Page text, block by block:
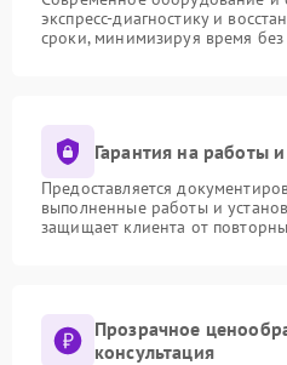
экспресс-диагностику и
сроки, минимизируя время без
Гарантия на работы и
Предоставляется
выполненные работы и
защищает клиента от
Прозрачное
консультация